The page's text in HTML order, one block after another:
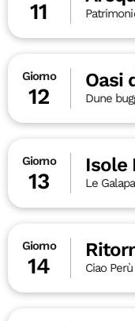
11
Giorno
12
Oasi
Dune
Giorno
13
Isole
Le
Giorno
14 Ciao